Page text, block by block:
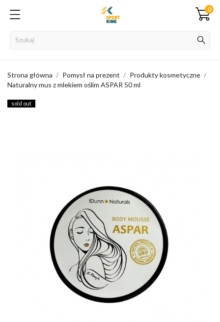
0
Strona główna Pomysł na prezent
Produkty kosmetyczne
Naturalny mus z mlekiem oślim ASPAR 50 ml
sold out